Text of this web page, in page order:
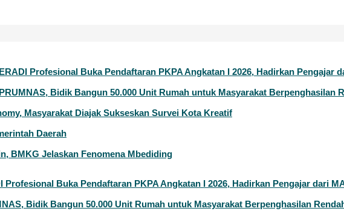
Profesional Buka Pendaftaran PKPA Angkatan I 2026, Hadirkan Pengajar
Bidik Bangun 50.000 Unit Rumah untuk Masyarakat Berpenghasilan
Masyarakat Diajak Sukseskan Survei Kota Kreatif
Daerah
BMKG Jelaskan Fenomena Mbediding
Buka Pendaftaran PKPA Angkatan I 2026, Hadirkan Pengajar dari
Bidik Bangun 50.000 Unit Rumah untuk Masyarakat Berpenghasilan